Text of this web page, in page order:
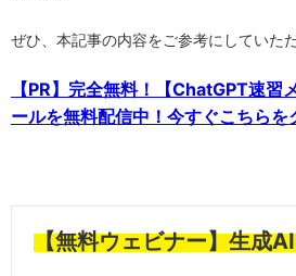
ぜひ、本記事の内容をご参考にしていた
【PR】完全無料！【ChatGPT速習
ールを無料配信中！今すぐこちらを
【無料ウェビナー】生成